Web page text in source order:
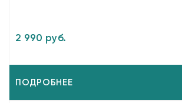
2 990 руб.
ПОДРОБНЕЕ